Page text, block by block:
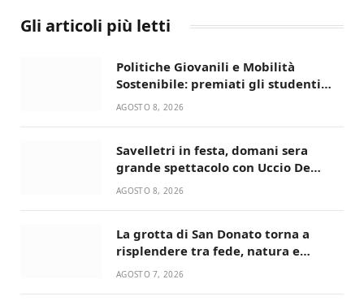
Gli articoli più letti
Politiche Giovanili e Mobilità
Sostenibile: premiati gli studenti
universitari del bando “La strada
AGOSTO 8, 2026
Savelletri in festa, domani sera
grande spettacolo con Uccio De
Santis
AGOSTO 8, 2026
La grotta di San Donato torna a
risplendere tra fede, natura e
devozione
AGOSTO 7, 2026